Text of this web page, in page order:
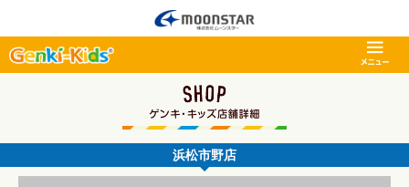
浜松市野店